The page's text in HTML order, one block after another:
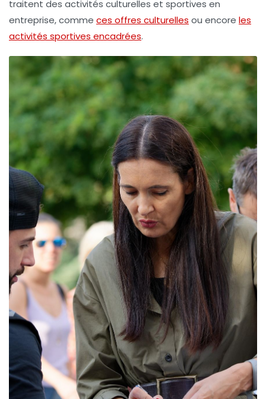
traitent des activités culturelles et sportives en
entreprise, comme ces offres culturelles ou encore les
activités sportives encadrées.